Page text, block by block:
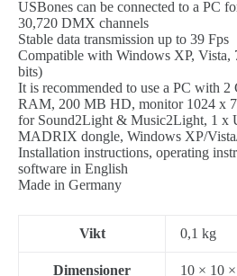
USBones can be connected to a PC
30,720 DMX channels
Stable data transmission up to 39 Fps
Compatible with Windows XP, Vista,
bits)
It is recommended to use a PC with
RAM, 200 MB HD, monitor 1024 x
for Sound2Light & Music2Light, 1 x
MADRIX dongle, Windows XP/
Installation instructions, operating
software in English
Made in Germany
Vikt 0,1 kg
Dimensioner
10 × 10